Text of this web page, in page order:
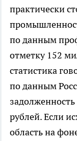
практически
по данным
отметку 152
статистика
по данным
задолженность
рублей. Если
область на